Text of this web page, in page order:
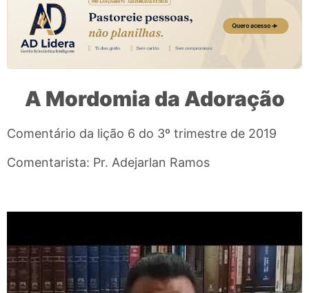
A Mordomia da Adoração
Comentário da lição 6 do 3º trimestre de 2019
Comentarista: Pr. Adejarlan Ramos